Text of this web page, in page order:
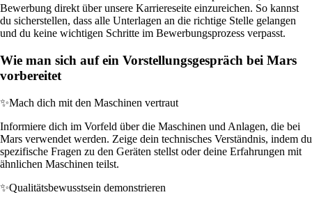
Bewerbung direkt über unsere Karriereseite einzureichen. So kannst
du sicherstellen, dass alle Unterlagen an die richtige Stelle gelangen
und du keine wichtigen Schritte im Bewerbungsprozess verpasst.
Wie man sich auf ein Vorstellungsgespräch bei Mars
vorbereitet
✨Mach dich mit den Maschinen vertraut
Informiere dich im Vorfeld über die Maschinen und Anlagen, die bei
Mars verwendet werden. Zeige dein technisches Verständnis, indem du
spezifische Fragen zu den Geräten stellst oder deine Erfahrungen mit
ähnlichen Maschinen teilst.
✨Qualitätsbewusstsein demonstrieren